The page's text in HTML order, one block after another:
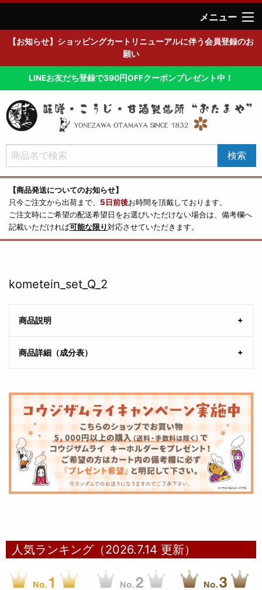
メニュー
【お知らせ】ショッピングカートリニューアルに伴う会員登録のお
願い
LINEお友だち登録で390円OFFクーポンプレゼント中！
【商品発送についてのお知らせ】
只今ご注文から出荷まで、 5日前後お時間を頂戴しております。
ご注文時にご希望の配送希望日をお選びいただけない場合は、備考欄へ
記載いただければ可能な限り対応させていただきます。
kometein_set_Q_2
商品説明
商品詳細（成分表）
人気ランキング（2026.7.14 更新）